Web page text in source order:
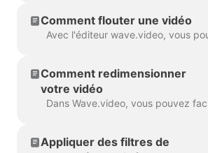
Comment flouter une vidéo
Comment redimensionner
votre vidéo
Appliquer des filtres de